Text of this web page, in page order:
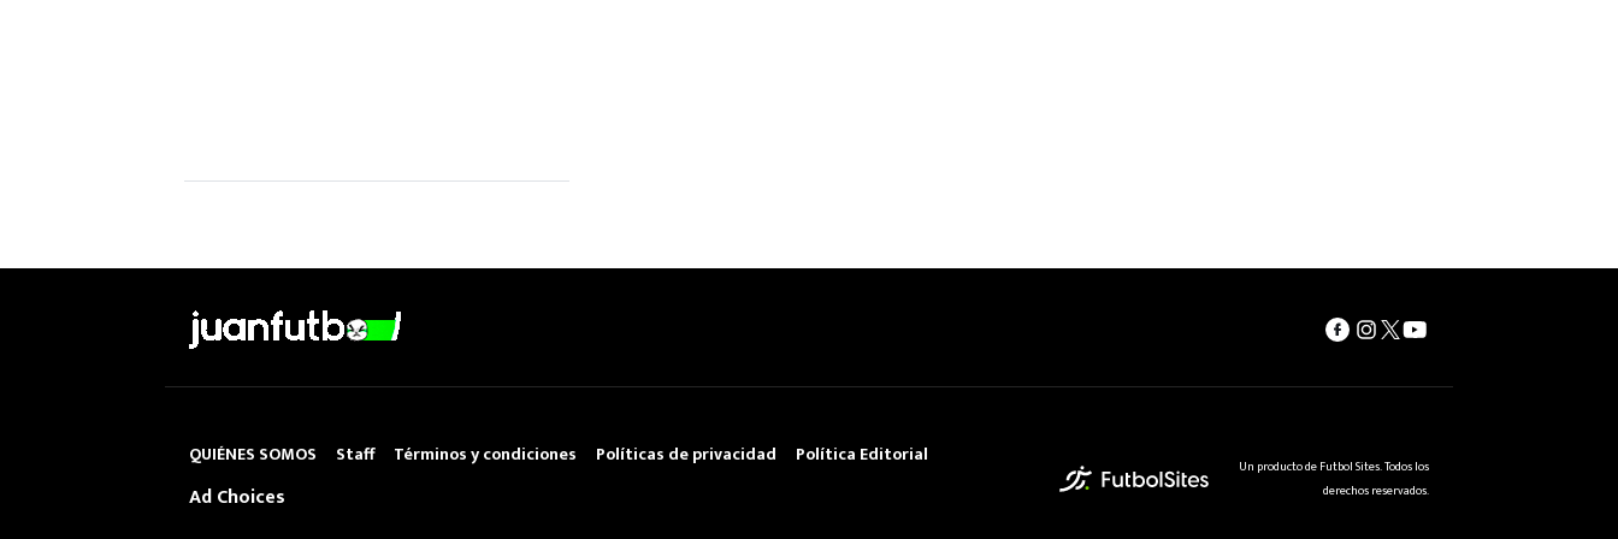
QUIÉNES SOMOS Staff Términos y condiciones Políticas de privacidad Política Editorial
Ad Choices
Un producto de Futbol Sites. Todos los
derechos reservados.